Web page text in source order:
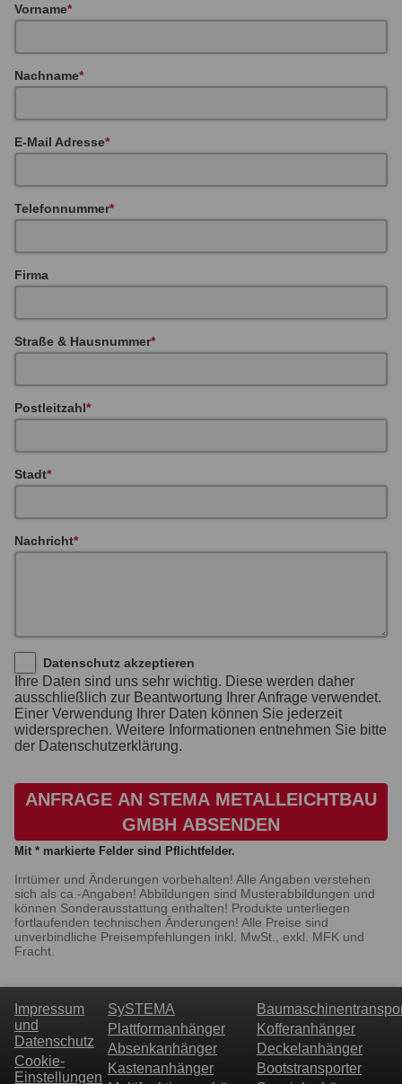
Vorname
Nachname
E-Mail Adresse
Telefonnummer
Firma
Straße & Hausnummer
Postleitzahl
Stadt
Nachricht
Datenschutz akzeptieren
Ihre Daten sind uns sehr wichtig. Diese werden daher
ausschließlich zur Beantwortung Ihrer Anfrage verwendet.
Einer Verwendung Ihrer Daten können Sie jederzeit
widersprechen. Weitere Informationen entnehmen Sie bitte
der Datenschutzerklärung.
ANFRAGE AN STEMA METALLEICHTBAU
GMBH ABSENDEN
Mit * markierte Felder sind Pflichtfelder.
Irrtümer und Änderungen vorbehalten! Alle Angaben verstehen
sich als ca.-Angaben! Abbildungen sind Musterabbildungen und
können Sonderausstattung enthalten! Produkte unterliegen
fortlaufenden technischen Änderungen! Alle Preise sind
unverbindliche Preisempfehlungen inkl. MwSt., exkl. MFK und
Fracht.
Impressum
und
Datenschutz
Cookie-
Einstellungen
SySTEMA
Plattformanhänger
Absenkanhänger
Kastenanhänger
Kofferanhänger
Deckelanhänger
Bootstransporter